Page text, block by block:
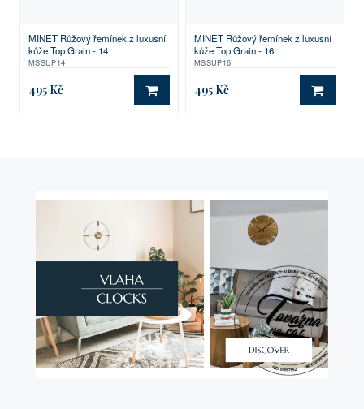
MINET Růžový řemínek z luxusní
kůže Top Grain - 14
MSSUP14
495 Kč DO KOŠÍKU
MINET Růžový řemínek z luxusní
kůže Top Grain - 16
MSSUP16
495 Kč DO